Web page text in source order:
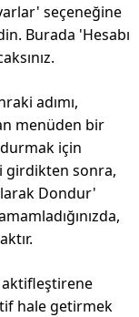
seçeneğine
Burada 'Hesabı
adımı,
menüden bir
için
girdikten sonra,
Dondur'
aktifleştirene
hale getirmek